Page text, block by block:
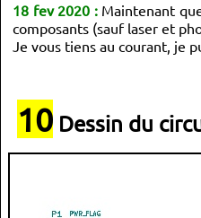
18 fev 2020 : Maintenant
composants (sauf laser et
Je vous tiens au courant, je
10 Dessin du